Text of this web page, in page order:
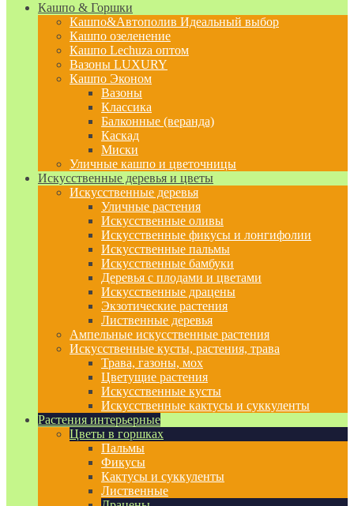
Кашпо & Горшки
Кашпо&Автополив Идеальный выбор
Кашпо озеленение
Кашпо Lechuza оптом
Вазоны LUXURY
Кашпо Эконом
Вазоны
Классика
Балконные (веранда)
Каскад
Миски
Уличные кашпо и цветочницы
Искусственные деревья и цветы
Искусственные деревья
Уличные растения
Искусственные оливы
Искусственные фикусы и лонгифолии
Искусственные пальмы
Искусственные бамбуки
Деревья с плодами и цветами
Искусственные драцены
Экзотические растения
Лиственные деревья
Ампельные искусственные растения
Искусственные кусты, растения, трава
Трава, газоны, мох
Цветущие растения
Искусственные кусты
Искусственные кактусы и суккуленты
Растения интерьерные
Цветы в горшках
Пальмы
Фикусы
Кактусы и суккуленты
Лиственные